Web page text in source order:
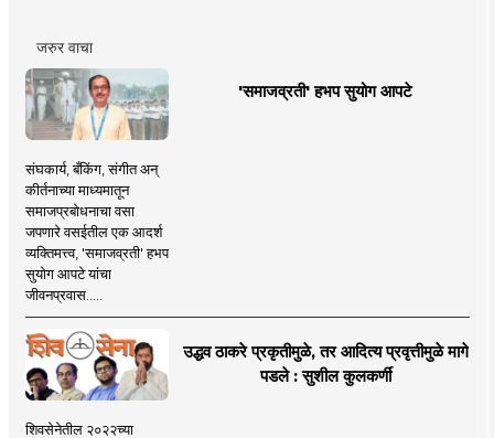
जरुर वाचा
'समाजव्रती' हभप सुयोग आपटे
संघकार्य, बँकिंग, संगीत अन्
कीर्तनाच्या माध्यमातून
समाजप्रबोधनाचा वसा
जपणारे वसईतील एक आदर्श
व्यक्तिमत्त्व, 'समाजव्रती' हभप
सुयोग आपटे यांचा
जीवनप्रवास.....
उद्धव ठाकरे प्रकृतीमुळे, तर आदित्य प्रवृत्तीमुळे मागे
पडले : सुशील कुलकर्णी
शिवसेनेतील २०२२च्या